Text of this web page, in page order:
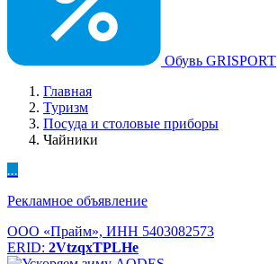
Обувь GRISPORT
Главная
Туризм
Посуда и столовые приборы
Чайники
...
Рекламное объявление
ООО «Прайм», ИНН 5403082573
ERID: 2VtzqxTPLHe